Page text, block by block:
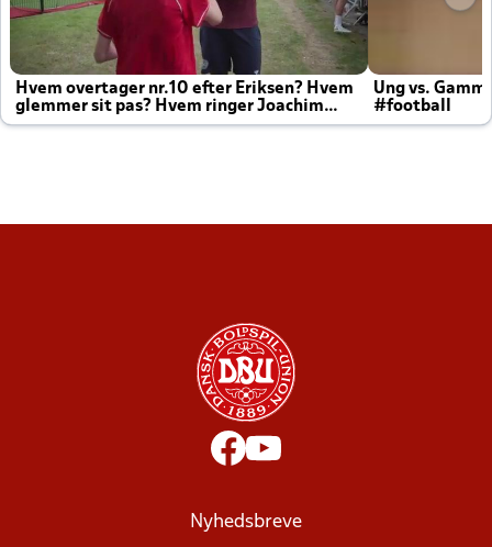
Hvem overtager nr.10 efter Eriksen? Hvem
glemmer sit pas? Hvem ringer Joachim
altid til efter kampe?
Ung vs.
#football
Nyhedsbreve